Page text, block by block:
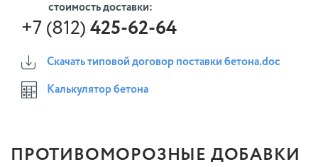
стоимость доставки:
+7 (812) 425-62-64
Скачать типовой договор поставки бетона.doc
Калькулятор бетона
ПРОТИВОМОРОЗНЫЕ ДОБАВКИ